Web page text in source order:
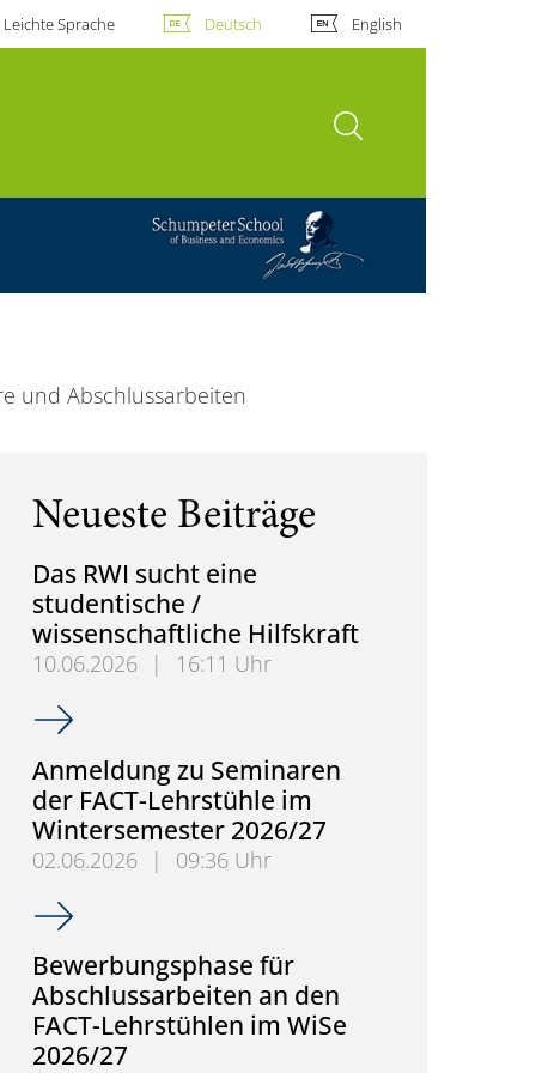
Leichte Sprache Deutsch English
Suche öffnen
und Abschlussarbeiten
Neueste Beiträge
Das RWI sucht eine
studentische /
wissenschaftliche Hilfskraft
10.06.2026 |
16:11 Uhr
Das RWI sucht eine studentische /
Anmeldung zu Seminaren
der FACT-Lehrstühle im
Wintersemester 2026/27
02.06.2026 |
09:36 Uhr
Anmeldung zu Seminaren der FACT-Lehrstühle
Bewerbungsphase für
Abschlussarbeiten an den
FACT-Lehrstühlen im WiSe
2026/27